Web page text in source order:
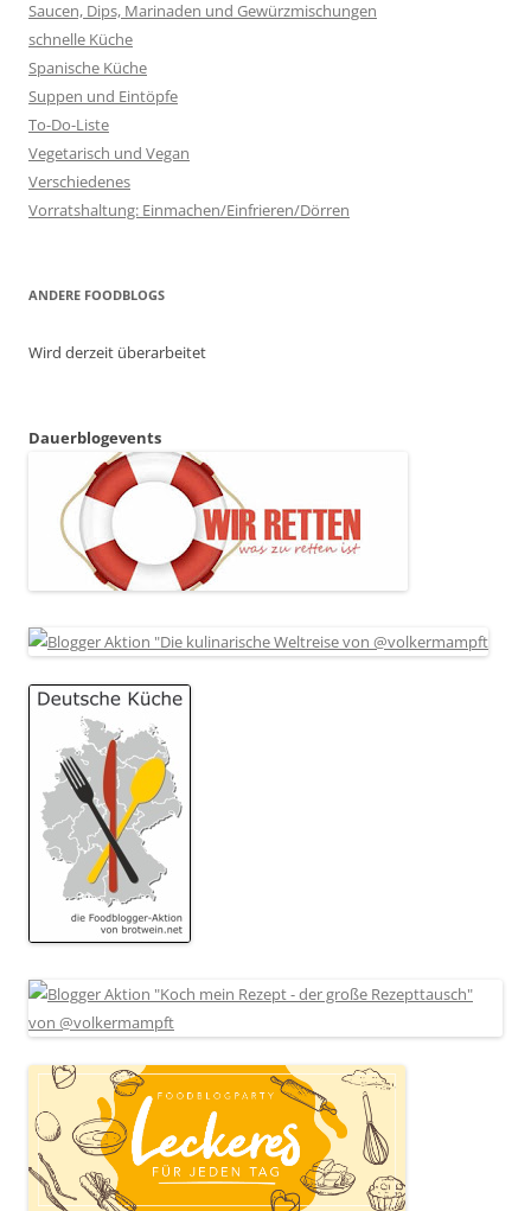
Saucen, Dips, Marinaden und Gewürzmischungen
schnelle Küche
Spanische Küche
Suppen und Eintöpfe
To-Do-Liste
Vegetarisch und Vegan
Verschiedenes
Vorratshaltung: Einmachen/Einfrieren/Dörren
ANDERE FOODBLOGS
Wird derzeit überarbeitet
Dauerblogevents